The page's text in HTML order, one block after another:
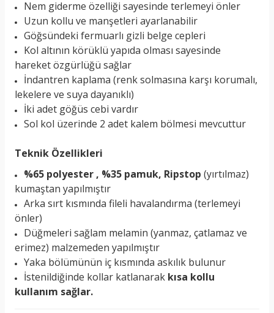
Nem giderme özelliği sayesinde terlemeyi önler
Uzun kollu ve manşetleri ayarlanabilir
Göğsündeki fermuarlı gizli belge cepleri
Kol altının körüklü yapıda olması sayesinde
hareket özgürlüğü sağlar
İndantren kaplama (renk solmasına karşı korumalı,
lekelere ve suya dayanıklı)
İki adet göğüs cebi vardır
Sol kol üzerinde 2 adet kalem bölmesi mevcuttur
Teknik Özellikleri
%65 polyester , %35 pamuk, Ripstop (yırtılmaz)
kumaştan yapılmıştır
Arka sırt kısmında fileli havalandırma (terlemeyi
önler)
Düğmeleri sağlam melamin (yanmaz, çatlamaz ve
erimez) malzemeden yapılmıştır
Yaka bölümünün iç kısmında askılık bulunur
İstenildiğinde kollar katlanarak kısa kollu
kullanım sağlar.